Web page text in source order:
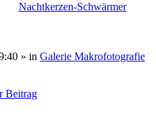
Nachtkerzen-Schwärmer
» in Galerie Makrofotografie
Beitrag